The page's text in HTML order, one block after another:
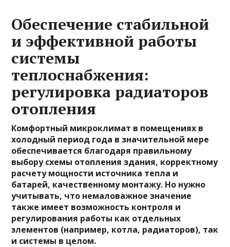
Обеспечение стабильной
и эффективной работы
системы
теплоснабжения:
регулировка радиаторов
отопления
Комфортный микроклимат в помещениях в
холодный период года в значительной мере
обеспечивается благодаря правильному
выбору схемы отопления здания, корректному
расчету мощности источника тепла и
батарей, качественному монтажу. Но нужно
учитывать, что немаловажное значение
также имеет возможность контроля и
регулирования работы как отдельных
элементов (например, котла, радиаторов), так
и системы в целом.